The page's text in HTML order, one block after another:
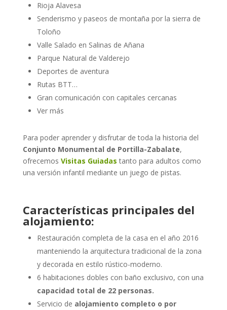
Rioja Alavesa
Senderismo y paseos de montaña por la sierra de
Toloño
Valle Salado en Salinas de Añana
Parque Natural de Valderejo
Deportes de aventura
Rutas BTT…
Gran comunicación con capitales cercanas
Ver más
Para poder aprender y disfrutar de toda la historia del
Conjunto Monumental de Portilla-Zabalate,
ofrecemos Visitas Guiadas tanto para adultos como
una versión infantil mediante un juego de pistas.
Características principales del
alojamiento:
Restauración completa de la casa en el año 2016
manteniendo la arquitectura tradicional de la zona
y decorada en estilo rústico-moderno.
6 habitaciones dobles con baño exclusivo, con una
capacidad total de 22 personas.
Servicio de alojamiento completo o por